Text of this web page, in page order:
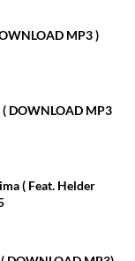
MP3 )
( DOWNLOAD MP3
( Feat. Helder